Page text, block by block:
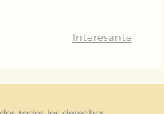
Interesante